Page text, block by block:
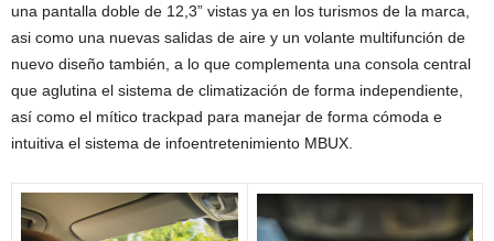
una pantalla doble de 12,3” vistas ya en los turismos de la marca,
asi como una nuevas salidas de aire y un volante multifunción de
nuevo diseño también, a lo que complementa una consola central
que aglutina el sistema de climatización de forma independiente,
así como el mítico trackpad para manejar de forma cómoda e
intuitiva el sistema de infoentretenimiento MBUX.